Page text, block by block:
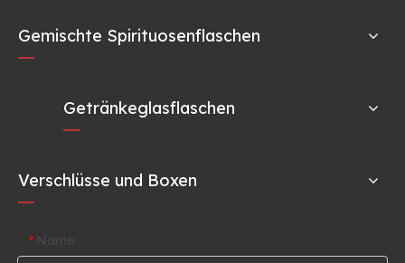
Gemischte Spirituosenflaschen
Getränkeglasflaschen
Verschlüsse und Boxen
*